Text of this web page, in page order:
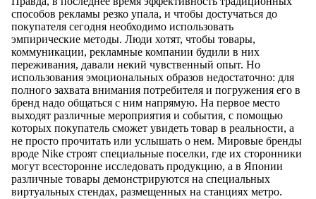
способов рекламы резко упала, и чтобы достучаться до
покупателя сегодня необходимо использовать
эмпирические методы. Люди хотят, чтобы товары,
коммуникации, рекламные компании будили в них
переживания, давали некий чувственный опыт. Но
использования эмоциональных образов недостаточно: для
полного захвата внимания потребителя и погружения его в
бренд надо общаться с ним напрямую. На первое место
выходят различные мероприятия и события, с помощью
которых покупатель сможет увидеть товар в реальности, а
не просто прочитать или услышать о нем. Мировые бренды
вроде Nike строят специальные поселки, где их сторонники
могут всесторонне исследовать продукцию, а в Японии
различные товары демонстрируются на специальных
виртуальных стендах, размещенных на станциях метро.